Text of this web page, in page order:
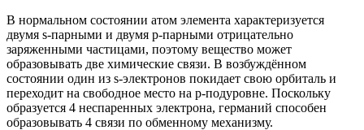
В нормальном состоянии атом элемента характеризуется
двумя s-парными и двумя p-парными отрицательно
заряженными частицами, поэтому вещество может
образовывать две химические связи. В возбуждённом
состоянии один из s-электронов покидает свою орбиталь и
переходит на свободное место на p-подуровне. Поскольку
образуется 4 неспаренных электрона, германий способен
образовывать 4 связи по обменному механизму.